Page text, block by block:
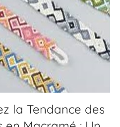
la Tendance des